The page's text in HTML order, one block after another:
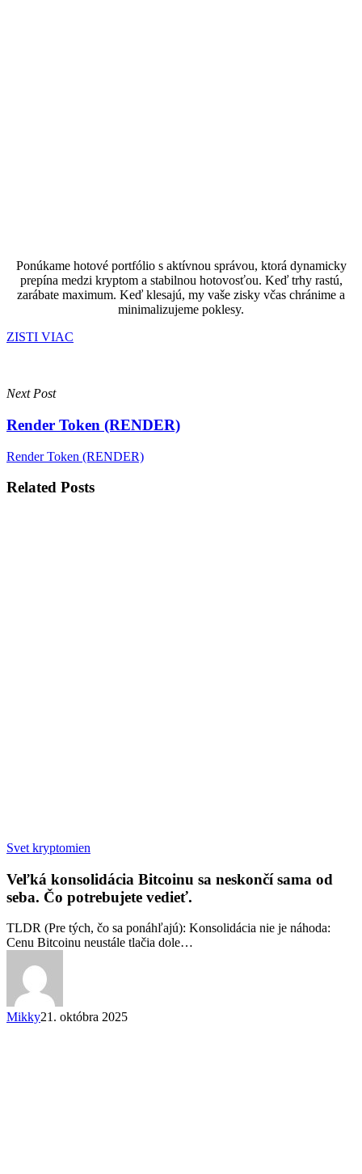
Ponúkame hotové portfólio s aktívnou správou, ktorá dynamicky
prepína medzi kryptom a stabilnou hotovosťou. Keď trhy rastú,
zarábate maximum. Keď klesajú, my vaše zisky včas chránime a
minimalizujeme poklesy.
ZISTI VIAC
Next Post
Render Token (RENDER)
Render Token (RENDER)
Related Posts
Svet kryptomien
Bitcoinu
neskončí
sama
od
seba.
Veľká konsolidácia Bitcoinu sa neskončí sama od
seba. Čo potrebujete vedieť.
TLDR (Pre tých, čo sa ponáhľajú): Konsolidácia nie je náhoda:
Cenu Bitcoinu neustále tlačia dole…
Mikky21. októbra 2025